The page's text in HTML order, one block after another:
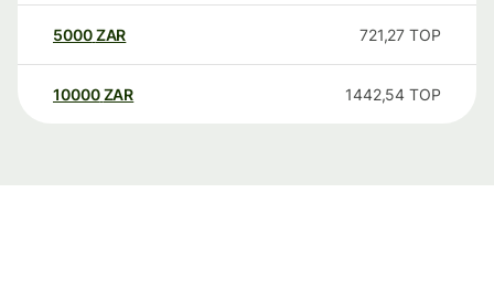
5000ZAR 721,27 TOP
10000 ZAR 1442,54 TOP